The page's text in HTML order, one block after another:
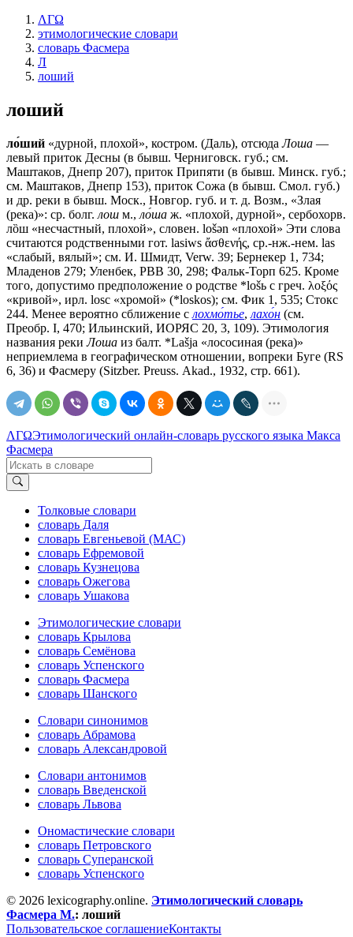
ΛΓΩ
этимологические словари
словарь Фасмера
Л
лоший
лоший
ло́ший «дурной, плохой», костром. (Даль), отсюдаЛоша —
левый приток Десны (в бывш. Черниговск. губ.; см.
Маштаков, Днепр 207), приток Припяти (в бывш. Минск. губ.;
см. Маштаков, Днепр 153), приток Сожа (в бывш. Смол. губ.)
и др. реки в бывш. Моск., Новгор. губ. и т. д. Возм., «Злая
(река)»: ср. болг. лош м., ло́ша ж. «плохой, дурной», сербохорв.
лȍш «несчастный, плохой», словен. lоšǝn «плохой» Эти слова
считаются родственными гот. lasiws ἄσθενής, ср.-нж.-нем. lаs
«слабый, вялый»; см. И. Шмидт, Verw. 39; Бернекер 1, 734;
Младенов 279; Уленбек, РВВ 30, 298; Фальк-Торп 625. Кроме
того, допустимо предположение о родстве *lоšь с греч. λοξός
«кривой», ирл. losc «хромой» (*loskos); см. Фик 1, 535; Стокс
244. Менее вероятно сближение с лохмо́тье, лахо́н (см.
Преобр. I, 470; Ильинский, ИОРЯС 20, 3, 109). Этимология
названия рекиЛоша из балт. *Lašja «лососиная (река)»
неприемлема в географическом отношении, вопреки Буге (RS
6, 36) и Фасмеру (Sitzber. Preuss. Аkаd., 1932, стр. 661).
ΛΓΩЭтимологический онлайн-словарь русского языка Макса
Фасмера
Толковые словари
словарь Даля
словарь Евгеньевой (МАС)
словарь Ефремовой
словарь Кузнецова
словарь Ожегова
словарь Ушакова
Этимологические словари
словарь Крылова
словарь Семёнова
словарь Успенского
словарь Фасмера
словарь Шанского
Словари синонимов
словарь Абрамова
словарь Александровой
Словари антонимов
словарь Введенской
словарь Львова
Ономастические словари
словарь Петровского
словарь Суперанской
словарь Успенского
© 2026 lexicography.online. Этимологический словарь
Фасмера М.: лоший
Пользовательское соглашениеКонтакты